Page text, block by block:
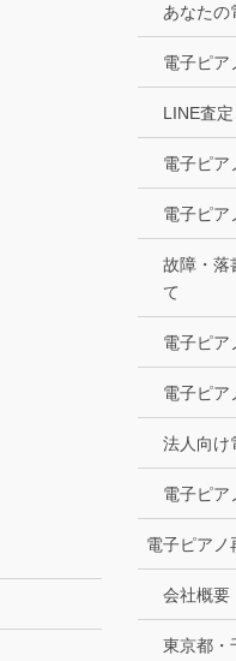
あなたの
電子ピア
LINE査
電子ピア
電子ピア
故障・落
て
電子ピア
電子ピア
法人向け
電子ピア
電子ピアノ
会社概要
東京都・